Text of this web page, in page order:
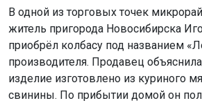
В одной из торговых точек
житель пригорода Новосибирска
приобрёл колбасу под названием
производителя. Продавец
изделие изготовлено из куриного
свинины. По прибытии домой он